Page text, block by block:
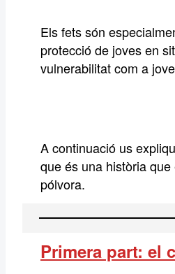
Els fets són
protecció de joves en
vulnerabilitat com a
A continuació us
que és una història
pólvora.
Primera part: el